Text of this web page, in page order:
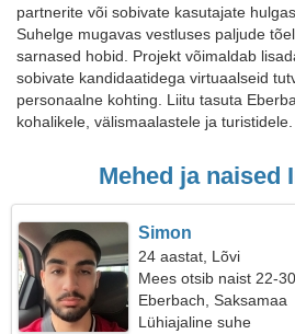
partnerite või sobivate kasutajate
Suhelge mugavas vestluses paljude
sarnased hobid. Projekt võimaldab
sobivate kandidaatidega virtuaalseid
personaalne kohting. Liitu tasuta
kohalikele, välismaalastele ja turistidele.
Mehed ja naised
Simon
24 aastat, Lõvi
Mees otsib naist 22-30
Eberbach, Saksamaa
Lühiajaline suhe